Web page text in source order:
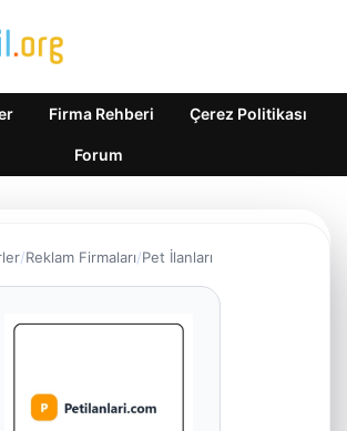
Firma Rehberi Çerez Politikası
Forum
Reklam Firmaları Pet İlanları